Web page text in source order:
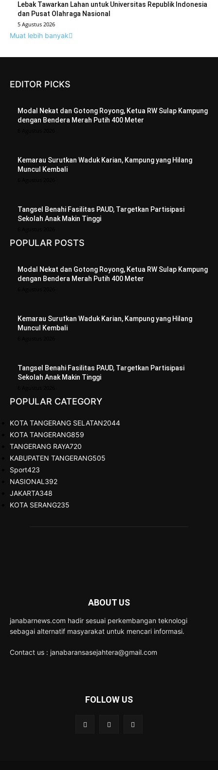
Lebak Tawarkan Lahan untuk Universitas Republik Indonesia
dan Pusat Olahraga Nasional
5 Agustus 2026
Muat lebih banyak
EDITOR PICKS
Modal Nekat dan Gotong Royong, Ketua RW Sulap Kampung
dengan Bendera Merah Putih 400 Meter
Kemarau Surutkan Waduk Karian, Kampung yang Hilang
Muncul Kembali
Tangsel Benahi Fasilitas PAUD, Targetkan Partisipasi
Sekolah Anak Makin Tinggi
POPULAR POSTS
Modal Nekat dan Gotong Royong, Ketua RW Sulap Kampung
dengan Bendera Merah Putih 400 Meter
Kemarau Surutkan Waduk Karian, Kampung yang Hilang
Muncul Kembali
Tangsel Benahi Fasilitas PAUD, Targetkan Partisipasi
Sekolah Anak Makin Tinggi
POPULAR CATEGORY
KOTA TANGERANG SELATAN2044
KOTA TANGERANG859
TANGERANG RAYA720
KABUPATEN TANGERANG505
Sport423
NASIONAL 392
JAKARTA348
KOTA SERANG235
ABOUT US
janabarnews.com hadir sesuai perkembangan teknologi
sebagai alternatif masyarakat untuk mencari informasi.
Contact us : janabaransasejahtera@gmail.com
FOLLOW US